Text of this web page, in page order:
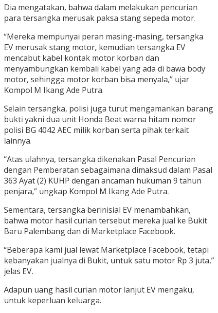
Dia mengatakan, bahwa dalam melakukan pencurian
para tersangka merusak paksa stang sepeda motor.
“Mereka mempunyai peran masing-masing, tersangka
EV merusak stang motor, kemudian tersangka EV
mencabut kabel kontak motor korban dan
menyambungkan kembali kabel yang ada di bawa body
motor, sehingga motor korban bisa menyala,” ujar
Kompol M Ikang Ade Putra.
Selain tersangka, polisi juga turut mengamankan barang
bukti yakni dua unit Honda Beat warna hitam nomor
polisi BG 4042 AEC milik korban serta pihak terkait
lainnya.
“Atas ulahnya, tersangka dikenakan Pasal Pencurian
dengan Pemberatan sebagaimana dimaksud dalam Pasal
363 Ayat (2) KUHP dengan ancaman hukuman 9 tahun
penjara,” ungkap Kompol M Ikang Ade Putra.
Sementara, tersangka berinisial EV menambahkan,
bahwa motor hasil curian tersebut mereka jual ke Bukit
Baru Palembang dan di Marketplace Facebook.
“Beberapa kami jual lewat Marketplace Facebook, tetapi
kebanyakan jualnya di Bukit, untuk satu motor Rp 3 juta,”
jelas EV.
Adapun uang hasil curian motor lanjut EV mengaku,
untuk keperluan keluarga.